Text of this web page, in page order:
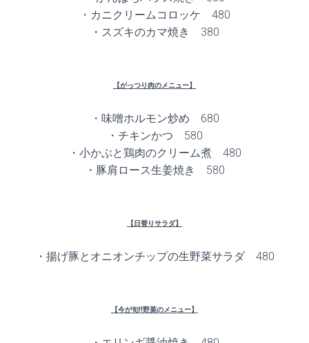
・カニクリームコロッケ 480
・スズキのカマ焼き 380
【がっつり肉のメニュー】
・味噌ホルモン炒め 680
・チキンかつ 580
・小かぶと鶏肉のクリーム煮 480
・豚肩ロース生姜焼き 580
【日替りサラダ】
・揚げ豚とオニオンチップの生野菜サラダ 480
【今が旬!!野菜のメニュー】